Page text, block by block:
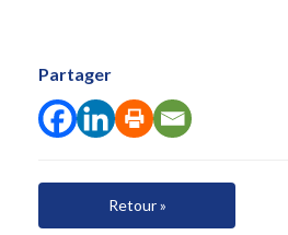
Partager
Retour »